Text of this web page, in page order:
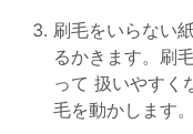
刷毛をいらない
るかきます。刷
って 扱いやすく
毛を動かします。